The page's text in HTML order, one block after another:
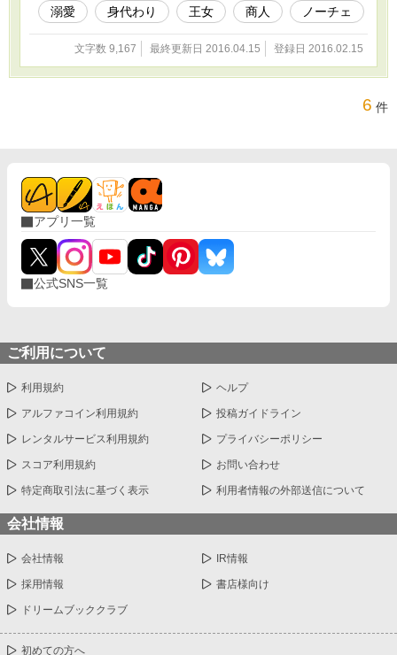
賊に襲われる。身代わりに攫われてしまった侍
女のカリマを追いかけ、レイハーネは奴隷商人
の元にたどり着く。 だがカリマはすでにどこか
へ売られてしまった後だった。レイハーネは商
溺愛 身代わり 王女 商人 ノーチェ
文字数 9,167 最終更新日 2016.04.15 登録日 2016.02.15
6 件
アプリ一覧
公式SNS一覧
ご利用について
利用規約 ヘルプ
アルファコイン利用規約 投稿ガイドライン
レンタルサービス利用規約 プライバシーポリシー
スコア利用規約 お問い合わせ
特定商取引法に基づく表示 利用者情報の外部送信について
会社情報
会社情報 IR情報
採用情報 書店様向け
ドリームブッククラブ
初めての方へ